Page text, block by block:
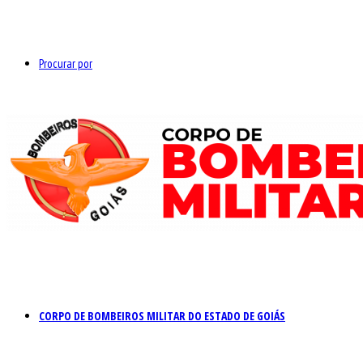
Procurar por
CORPO DE BOMBEIROS MILITAR DO ESTADO DE GOIÁS